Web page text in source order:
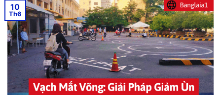
10
Th6